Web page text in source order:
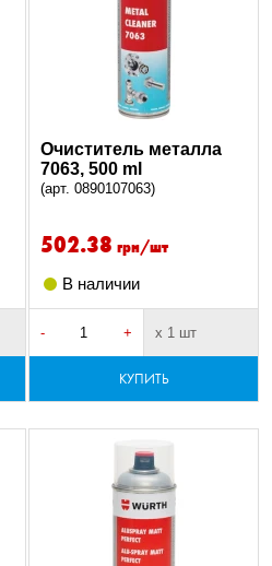
Очиститель металла
7063, 500 ml
(арт. 0890107063)
502.38 грн/шт
В наличии
- + х 1 шт
КУПИТЬ